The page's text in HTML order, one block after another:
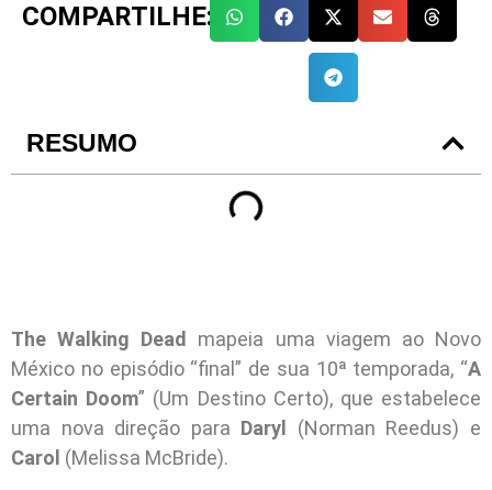
COMPARTILHE:
RESUMO
The Walking Dead
mapeia uma viagem ao Novo
México no episódio “final” de sua 10ª temporada, “A
Certain Doom” (Um Destino Certo), que estabelece
uma nova direção para Daryl
(Norman Reedus) e
Carol (Melissa McBride).